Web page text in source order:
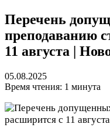
Перечень
преподаванию
11 августа |
05.08.2025
Время чтения: 1 минута